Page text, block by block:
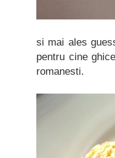
si mai ales
pentru cine
romanesti.